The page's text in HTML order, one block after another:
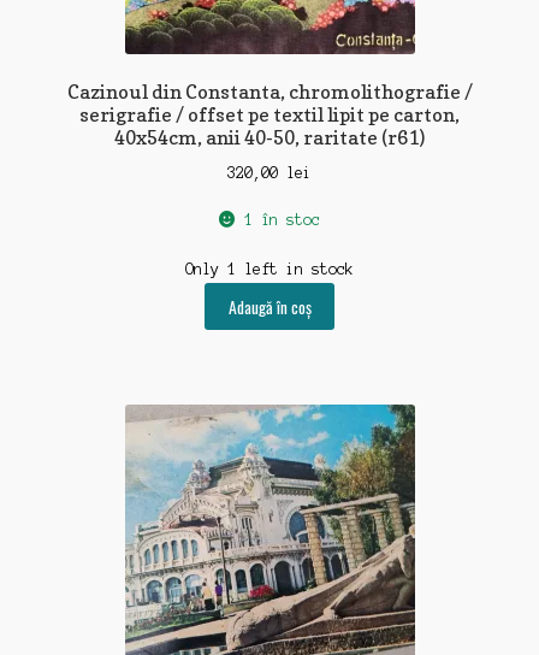
Cazinoul din Constanta, chromolithografie /
serigrafie / offset pe textil lipit pe carton,
40x54cm, anii 40-50, raritate (r61)
320,00 lei
1 în stoc
Only 1 left in stock
Adaugă în coș